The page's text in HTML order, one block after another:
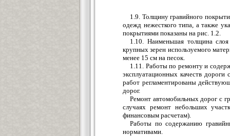
1.9. Толщину гравийного
одежд нежесткого типа, а также
покрытиями показаны на рис. 1.2.
1.10. Наименьшая толщина
крупных зерен используемого
менее 15 см на песок.
1.11. Работы по ремонту и
эксплуатационных качеств
работ регламентированы
дорог.
Ремонт автомобильных дорог с
случаях ремонт небольших
финансовым расчетам).
Работы по содержанию
нормативами.